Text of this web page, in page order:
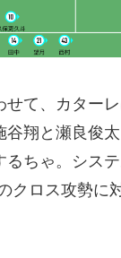
せて、カター
谷翔と瀬良俊
るちゃ。シス
クロス攻勢に